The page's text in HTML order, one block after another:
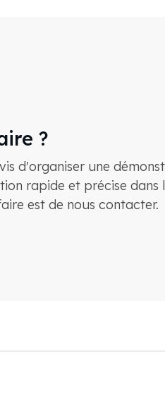
?
d'organiser une
rapide et précise dans
est de nous contacter.